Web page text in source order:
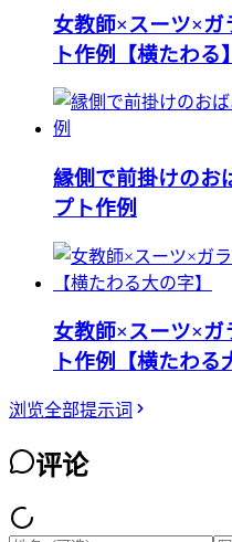
女教師×スーツ×
ト作例【横たわる】
縁側で前掛けのお
プト作例
女教師×スーツ×
ト作例【横たわる
浏览全部提示词
评论